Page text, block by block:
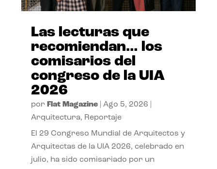
Las lecturas que
recomiendan… los
comisarios del
congreso de la UIA
2026
por Flat Magazine| Ago 5, 2026
Arquitectura, Reportaje
El 29 Congreso Mundial de Arquitectos y
Arquitectas de la UIA 2026, celebrado en
julio, ha sido comisariado por un